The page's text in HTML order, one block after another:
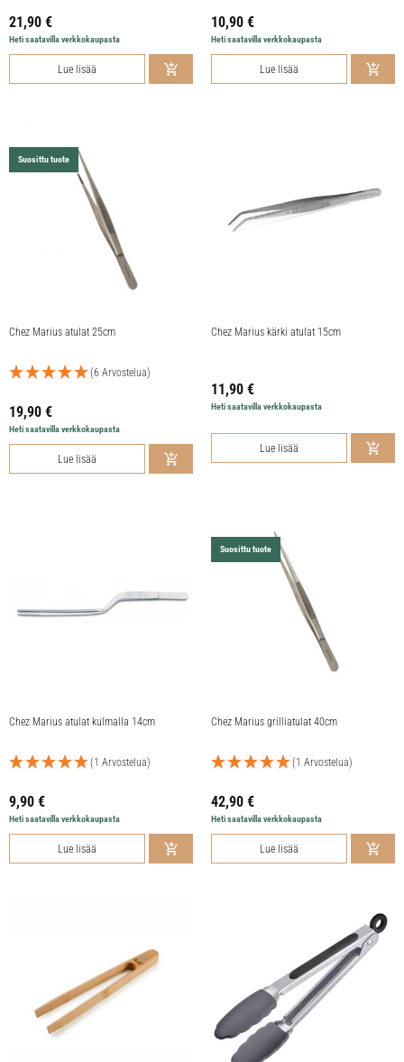
21,90 €
Heti saatavilla verkkokaupasta
Lue lisää
10,90 €
Heti saatavilla verkkokaupasta
Lue lisää
Chez Marius atulat 25cm
(6 Arvostelua)
19,90 €
Heti saatavilla verkkokaupasta
Lue lisää
Suosittu tuote
Chez Marius kärki atulat 15cm
11,90 €
Heti saatavilla verkkokaupasta
Lue lisää
Chez Marius atulat kulmalla 14cm
(1 Arvostelua)
9,90 €
Heti saatavilla verkkokaupasta
Lue lisää
Chez Marius grilliatulat 40cm
(1 Arvostelua)
42,90 €
Heti saatavilla verkkokaupasta
Lue lisää
Suosittu tuote